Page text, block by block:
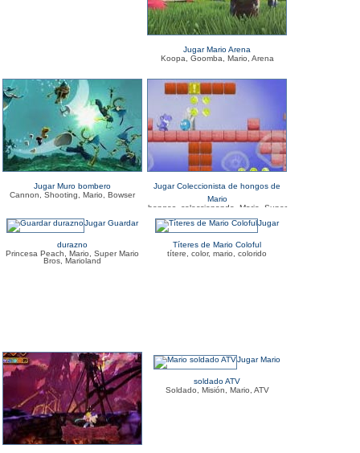
Jugar Mario Arena
Koopa, Goomba, Mario, Arena
Jugar Muro bombero
Cannon, Shooting, Mario, Bowser
Jugar Coleccionista de hongos de
Mario
hongos, coleccionando, Mario, Super
Jugar Guardar
durazno
Princesa Peach, Mario, Super Mario
Bros, Marioland
Jugar
Títeres de Mario Coloful
títere, color, mario, colorido
Jugar Mario
soldado ATV
Soldado, Misión, Mario, ATV